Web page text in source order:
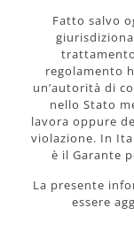
Fatto salvo
regolamento
un’autorità di
nello Stato
lavora oppure
violazione. In
è il Garante
La presente
essere